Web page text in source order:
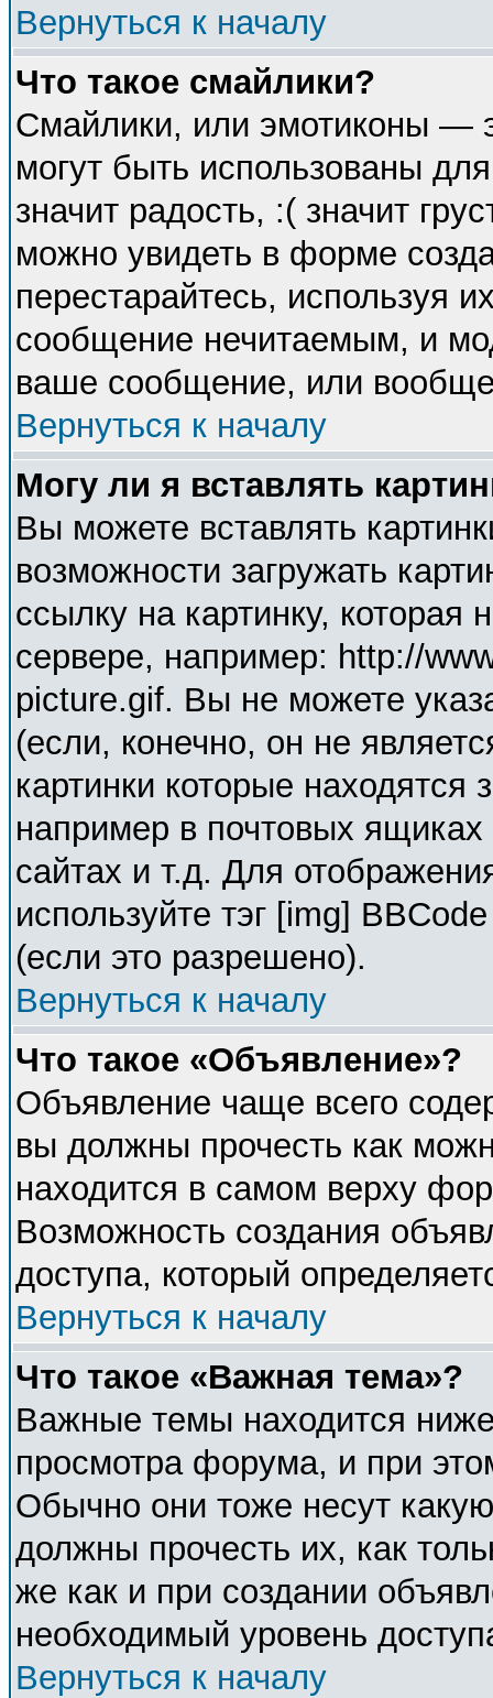
Вернуться к началу
Что такое смайлики?
Смайлики, или эмотиконы —
могут быть использованы
значит радость, :( значит
можно увидеть в форме
перестарайтесь, используя
сообщение нечитаемым, и
ваше сообщение, или вообще
Вернуться к началу
Могу ли я вставлять
Вы можете вставлять
возможности загружать
ссылку на картинку,
сервере, например: http://
picture.gif. Вы не можете
(если, конечно, он не
картинки которые
например в почтовых
сайтах и т.д. Для
используйте тэг [img]
(если это разрешено).
Вернуться к началу
Что такое «Объявление»?
Объявление чаще всего
вы должны прочесть как
находится в самом верху
Возможность создания
доступа, который
Вернуться к началу
Что такое «Важная тема»?
Важные темы находится
просмотра форума, и при
Обычно они тоже несут
должны прочесть их, как
же как и при создании
необходимый уровень
Вернуться к началу